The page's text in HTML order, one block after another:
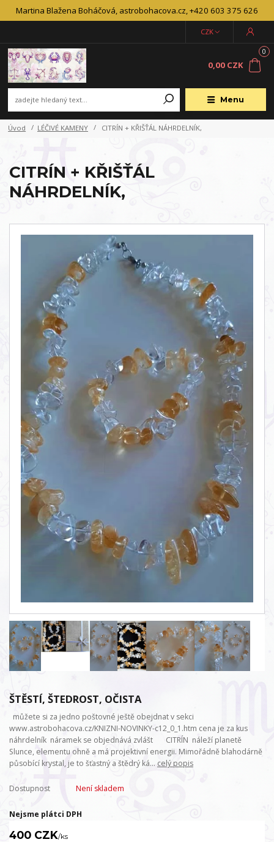
Martina Blažena Boháčová, astrobohacova.cz, +420 603 375 626
Menu
CZK
0
0,00 CZK
Úvod LÉČIVÉ KAMENY CITRÍN + KŘIŠŤÁL NÁHRDELNÍK,
CITRÍN + KŘIŠŤÁL
NÁHRDELNÍK,
ŠTĚSTÍ, ŠTEDROST, OČISTA
můžete si za jedno poštovné ještě obejdnat v sekci
www.astrobohacova.cz/KNIZNI-NOVINKY-c12_0_1.htm cena je za kus
náhrdelník náramek se objednává zvlášt CITRÍN náleží planetě
Slunce, elementu ohně a má projektivní energii. Mimořádně blahodárně
působící krystal, je to šťastný a štědrý ká... celý popis
Dostupnost Není skladem
Nejsme plátci DPH
400 CZK/ks